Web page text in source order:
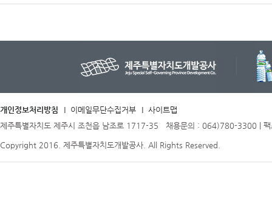
개인정보처리방침 이메일무단수집거부
사이트맵
제주특별자치도 제주시 조천읍 남조로 1717-35 채용문의 : 064)780-3300 |
Copyright 2016. 제주특별자치도개발공사. All Rights Reserved.